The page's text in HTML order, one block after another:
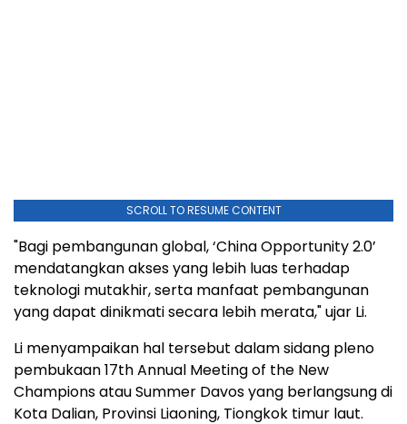
SCROLL TO RESUME CONTENT
"Bagi pembangunan global, ‘China Opportunity 2.0’
mendatangkan akses yang lebih luas terhadap
teknologi mutakhir, serta manfaat pembangunan
yang dapat dinikmati secara lebih merata," ujar Li.
Li menyampaikan hal tersebut dalam sidang pleno
pembukaan 17th Annual Meeting of the New
Champions atau Summer Davos yang berlangsung di
Kota Dalian, Provinsi Liaoning, Tiongkok timur laut.